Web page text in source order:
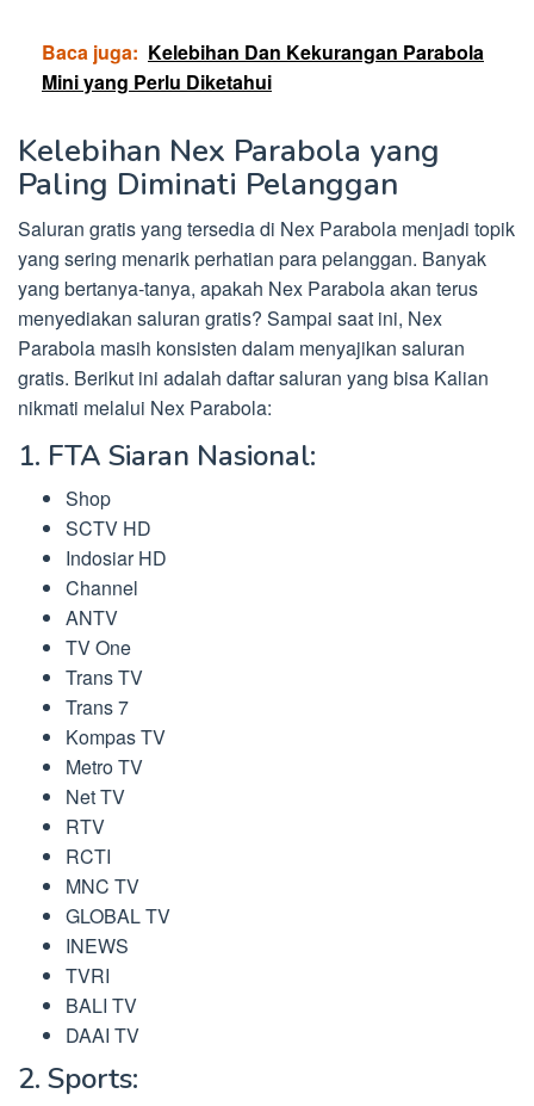
Baca juga: Kelebihan Dan Kekurangan Parabola
Mini yang Perlu Diketahui
Kelebihan Nex Parabola yang
Paling Diminati Pelanggan
Saluran gratis yang tersedia di Nex Parabola menjadi topik
yang sering menarik perhatian para pelanggan. Banyak
yang bertanya-tanya, apakah Nex Parabola akan terus
menyediakan saluran gratis? Sampai saat ini, Nex
Parabola masih konsisten dalam menyajikan saluran
gratis. Berikut ini adalah daftar saluran yang bisa Kalian
nikmati melalui Nex Parabola:
1. FTA Siaran Nasional:
Shop
SCTV HD
Indosiar HD
Channel
ANTV
TV One
Trans TV
Trans 7
Kompas TV
Metro TV
Net TV
RTV
RCTI
MNC TV
GLOBAL TV
INEWS
TVRI
BALI TV
DAAI TV
2. Sports: